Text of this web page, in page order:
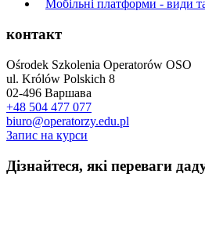
Мобільні платформи - види
контакт
Ośrodek Szkolenia Operatorów OSO
ul. Królów Polskich 8
02-496 Варшава
+48 504 477 077
biuro@operatorzy.edu.pl
Запис на курси
Дізнайтеся, які переваги